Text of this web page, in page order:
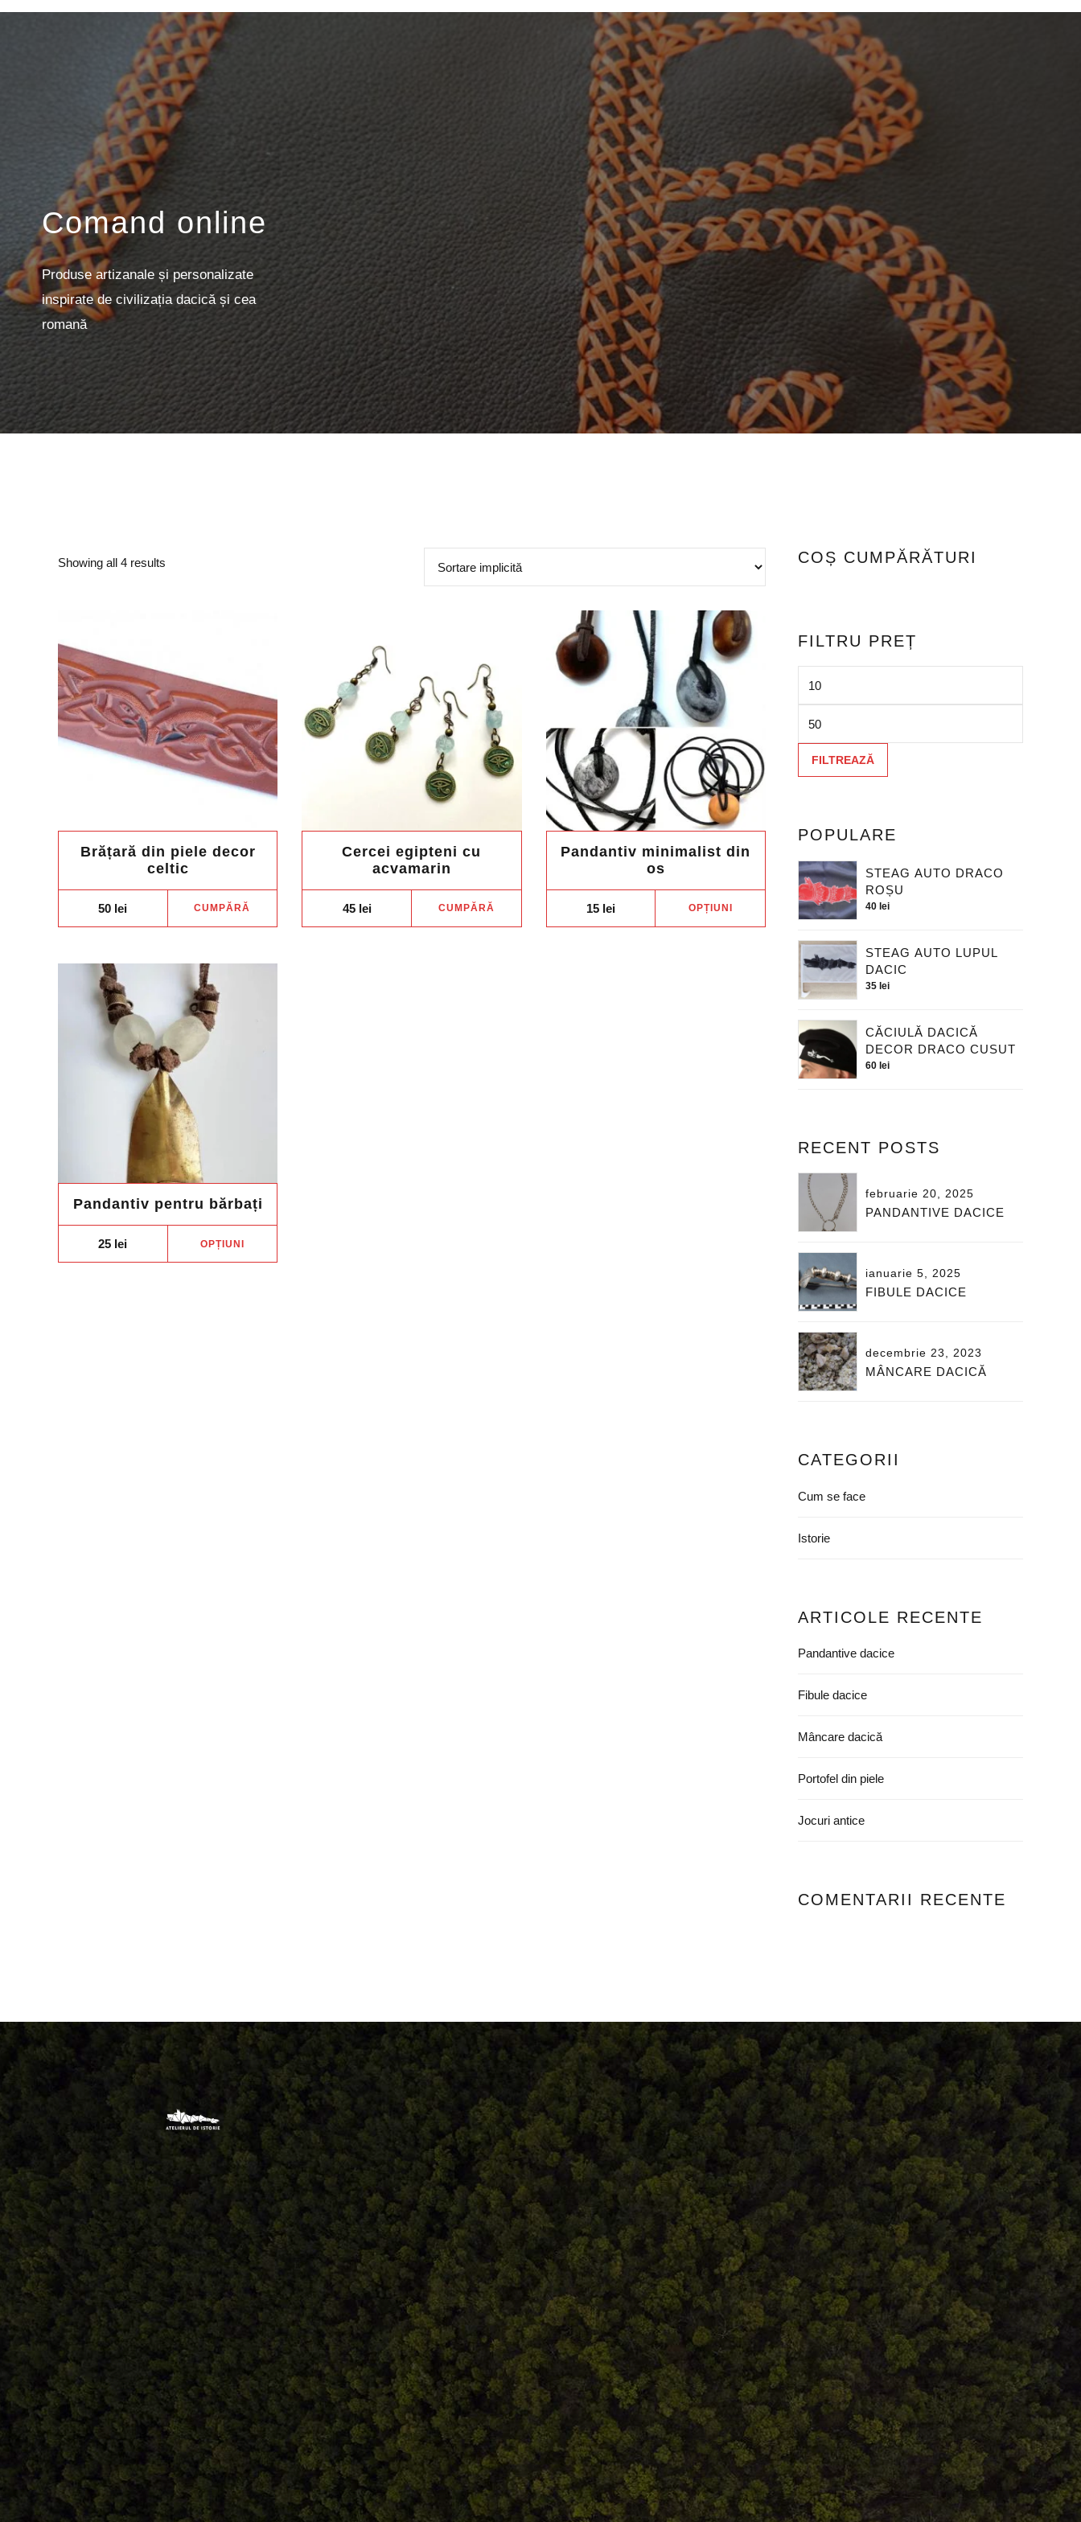
Comand online
Produse artizanale și personalizate
inspirate de civilizația dacică și cea
romană
Showing all 4 results
Brățară din piele decor
celtic
50 lei CUMPĂRĂ
Cercei egipteni cu
acvamarin
45 lei CUMPĂRĂ
Pandantiv minimalist din
os
15 lei OPȚIUNI
produs
Opțiunile
pagina
Pandantiv pentru bărbați
25 lei OPȚIUNI
COȘ CUMPĂRĂTURI
FILTRU PREȚ
FILTREAZĂ
POPULARE
STEAG AUTO DRACO
ROȘU
40 lei
STEAG AUTO LUPUL
DACIC
35 lei
CĂCIULĂ DACICĂ
DECOR DRACO CUSUT
60 lei
RECENT POSTS
februarie 20, 2025
PANDANTIVE DACICE
ianuarie 5, 2025
FIBULE DACICE
decembrie 23, 2023
MÂNCARE DACICĂ
CATEGORII
Cum se face
Istorie
ARTICOLE RECENTE
Pandantive dacice
Fibule dacice
Mâncare dacică
Portofel din piele
Jocuri antice
COMENTARII RECENTE
Comandă, plată, livrare
Întreținere produse
Facebook.com/atelieruldeistorie
Contact@atelieruldeistorie.ro
0748.884.543
Termeni și condiții
ANPC
Home Despre noi Produse Blog Contact Termeni și condiții
S.C. Atelierul de istorie SRL
J12/419/2016
CIF 35566674
RO48ROIN4021ZZ6H9WDUW2T2 Salt Bank